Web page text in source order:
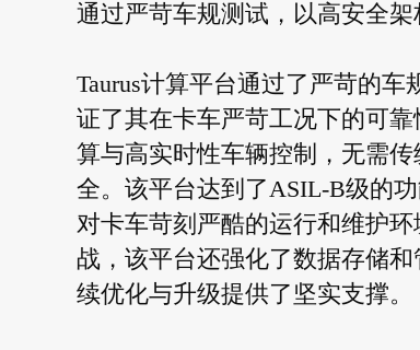
通过严苛车规测试，以高安全
Taurus计算平台通过了严苛的
证了其在卡车严苛工况下的可
算与高实时性车辆控制，无需
全。该平台达到了ASIL-B级的
对卡车苛刻严酷的运行和维护
战，该平台还强化了数据存储
续优化与升级提供了坚实支撑。